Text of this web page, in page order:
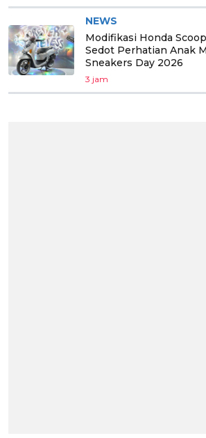
NEWS
Modifikasi Honda
Sedot Perhatian Anak
Sneakers Day 2026
3 jam